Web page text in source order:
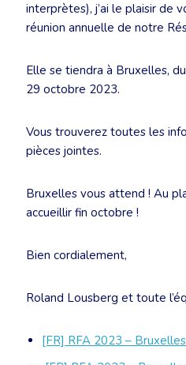
interprètes), j’ai le plaisir de
réunion annuelle de notre
Elle se tiendra à Bruxelles,
29 octobre 2023.
Vous trouverez toutes les
pièces jointes.
Bruxelles vous attend ! Au
accueillir fin octobre !
Bien cordialement,
Roland Lousberg et toute
[FR] RFA 2023 –